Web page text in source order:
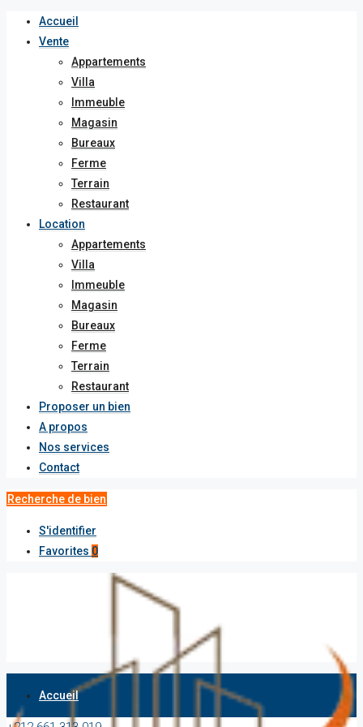
Accueil
Vente
Appartements
Villa
Immeuble
Magasin
Bureaux
Ferme
Terrain
Restaurant
Location
Appartements
Villa
Immeuble
Magasin
Bureaux
Ferme
Terrain
Restaurant
Proposer un bien
A propos
Nos services
Contact
Recherche de bien
S'identifier
Favorites 0
Accueil